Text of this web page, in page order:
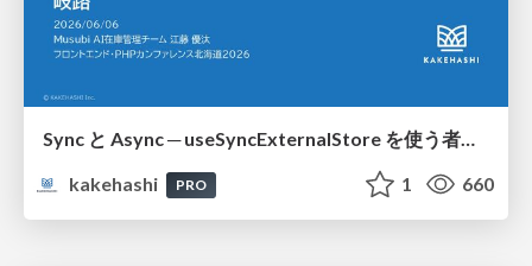
Sync と Async ─ useSyncExternalStore を使う者の岐路
kakehashi
PRO 1 660